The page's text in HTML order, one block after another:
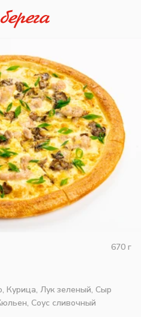
670 г
Курица, Лук зеленый, Сыр
Соус сливочный